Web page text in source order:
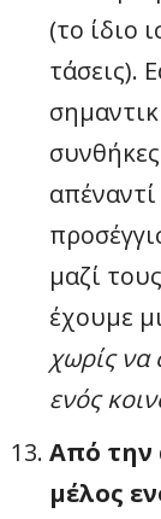
(το ίδιο
τάσεις).
μαζί
έχουμε
χωρίς να
ενός
Από την
μέλος